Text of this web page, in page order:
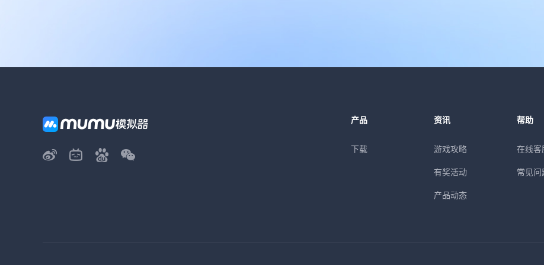
产品
下载
资讯
游戏攻略
有奖活动
产品动态
帮助
在线客
常见问